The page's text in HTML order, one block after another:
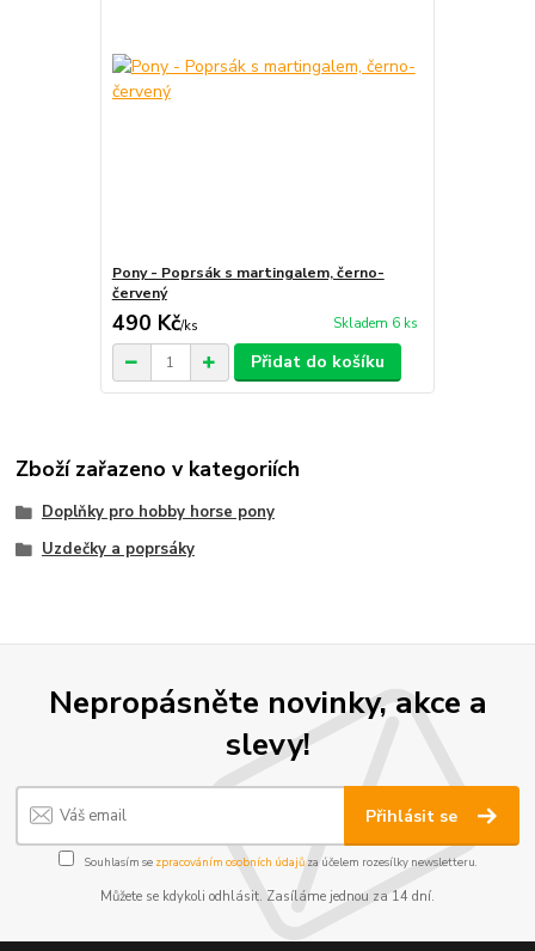
Pony - Poprsák s martingalem, černo-
červený
490 Kč/ks Skladem 6 ks
Přidat do košíku
Zboží zařazeno v kategoriích
Doplňky pro hobby horse pony
Uzdečky a poprsáky
Nepropásněte novinky, akce a
slevy!
Přihlásit se
Souhlasím se zpracováním osobních údajůza účelem rozesílky newsletteru.
Můžete se kdykoli odhlásit. Zasíláme jednou za 14 dní.